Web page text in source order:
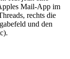
Mail-App im
rechts die
und den